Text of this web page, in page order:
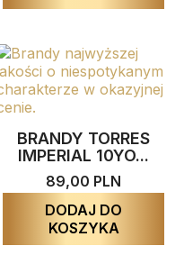
BRANDY TORRES
IMPERIAL 10YO...
89,00 PLN
DODAJ DO
KOSZYKA